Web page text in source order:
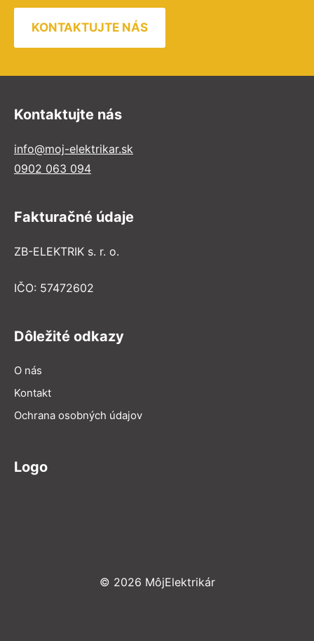
KONTAKTUJTE NÁS
Kontaktujte nás
info@moj-elektrikar.sk
0902 063 094
Fakturačné údaje
ZB-ELEKTRIK s. r. o.
IČO: 57472602
Dôležité odkazy
O nás
Kontakt
Ochrana osobných údajov
Logo
© 2026 MôjElektrikár